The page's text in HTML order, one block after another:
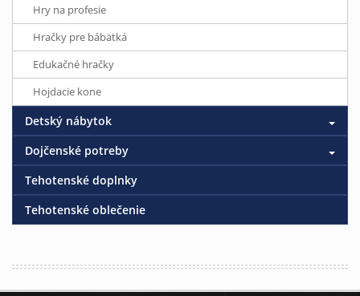
Hry na profesie
Hračky pre bábätká
Edukačné hračky
Hojdacie kone
Detský nábytok
Dojčenské potreby
Tehotenské doplnky
Tehotenské oblečenie